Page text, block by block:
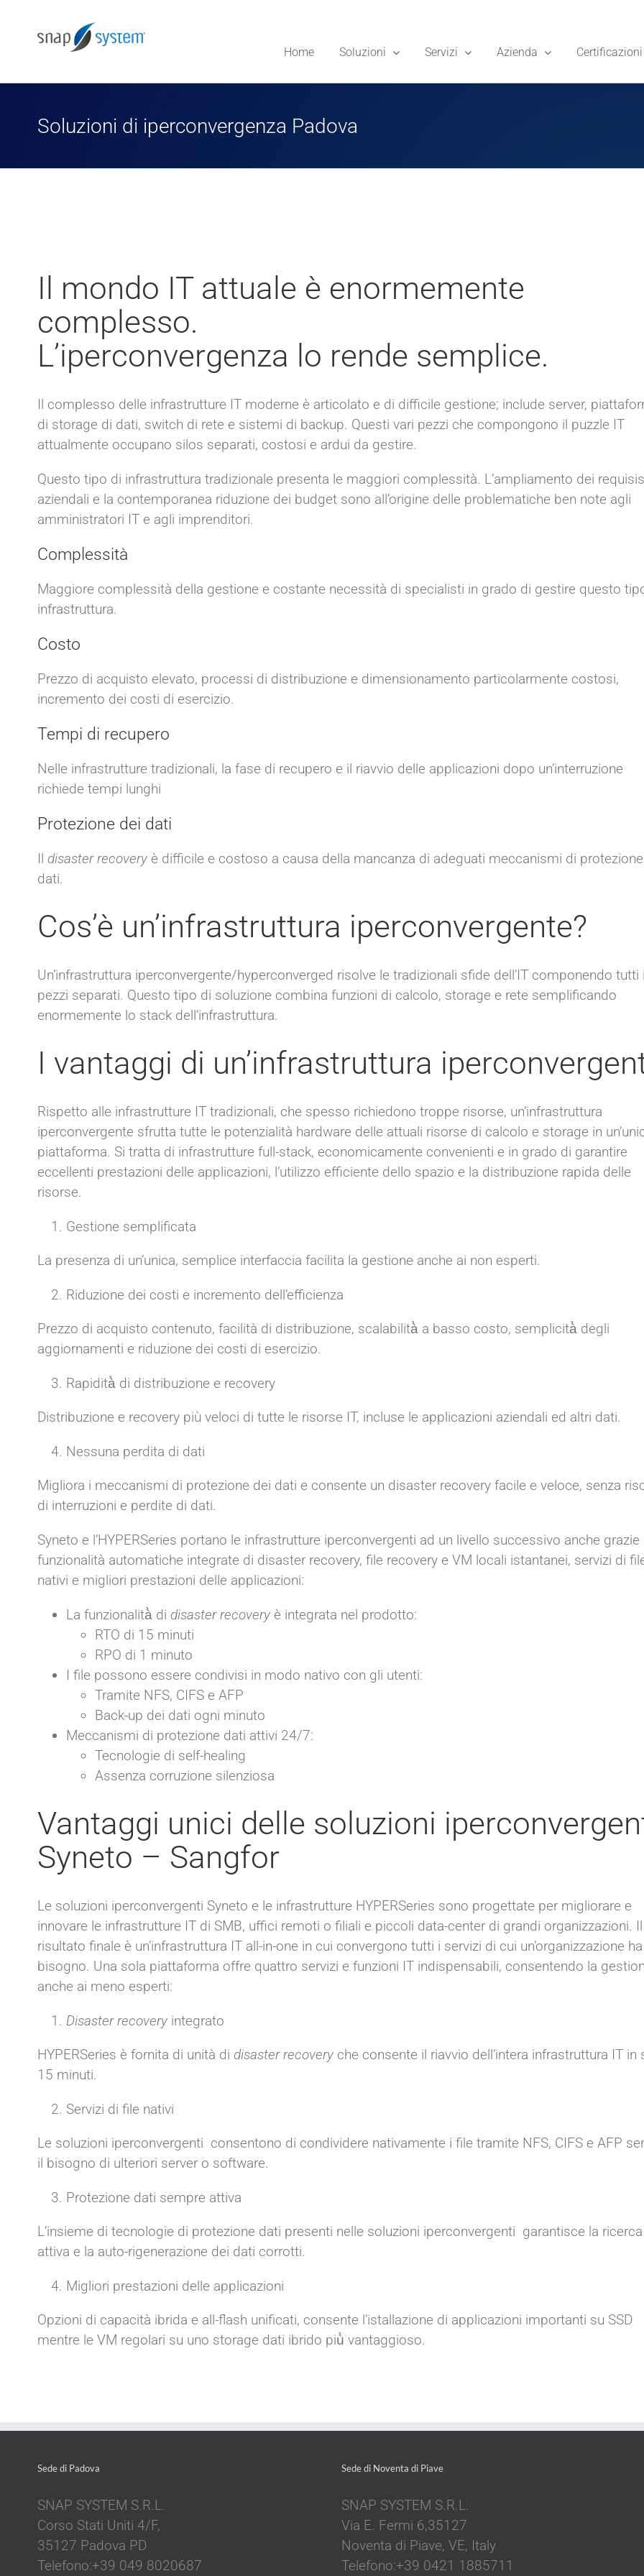
Home Soluzioni Servizi Azienda Certificazioni
Soluzioni di iperconvergenza Padova
Il mondo IT attuale è enormemente
complesso.
L’iperconvergenza lo rende semplice.
Il complesso delle infrastrutture IT moderne è articolato e di difficile gestione; include server,
di storage di dati, switch di rete e sistemi di backup. Questi vari pezzi che compongono il puzzle IT
attualmente occupano silos separati, costosi e ardui da gestire.
Questo tipo di infrastruttura tradizionale presenta le maggiori complessità. L’ampliamento dei
aziendali e la contemporanea riduzione dei budget sono all’origine delle problematiche ben note agli
amministratori IT e agli imprenditori.
Complessità
Maggiore complessità della gestione e costante necessità di specialisti in grado di gestire questo
infrastruttura.
Costo
Prezzo di acquisto elevato, processi di distribuzione e dimensionamento particolarmente costosi,
incremento dei costi di esercizio.
Tempi di recupero
Nelle infrastrutture tradizionali, la fase di recupero e il riavvio delle applicazioni dopo un’interruzione
richiede tempi lunghi
Protezione dei dati
Il disaster recoveryè difficile e costoso a causa della mancanza di adeguati meccanismi di
dati.
Cos’è un’infrastruttura iperconvergente?
Un’infrastruttura iperconvergente/hyperconverged risolve le tradizionali sfide dell’IT componendo tutti
pezzi separati. Questo tipo di soluzione combina funzioni di calcolo, storage e rete semplificando
enormemente lo stack dell’infrastruttura.
I vantaggi di un’infrastruttura
Rispetto alle infrastrutture IT tradizionali, che spesso richiedono troppe risorse, un’infrastruttura
iperconvergente sfrutta tutte le potenzialità hardware delle attuali risorse di calcolo e storage in
piattaforma. Si tratta di infrastrutture full-stack, economicamente convenienti e in grado di garantire
eccellenti prestazioni delle applicazioni, l’utilizzo efficiente dello spazio e la distribuzione rapida delle
risorse.
Gestione semplificata
La presenza di un’unica, semplice interfaccia facilita la gestione anche ai non esperti.
Riduzione dei costi e incremento dell’efficienza
Prezzo di acquisto contenuto, facilità di distribuzione, scalabilità̀ a basso costo, semplicità̀ degli
aggiornamenti e riduzione dei costi di esercizio.
Rapidità̀ di distribuzione e recovery
Distribuzione e recovery più veloci di tutte le risorse IT, incluse le applicazioni aziendali ed altri dati.
Nessuna perdita di dati
Migliora i meccanismi di protezione dei dati e consente un disaster recovery facile e veloce, senza
di interruzioni e perdite di dati.
Syneto e l’HYPERSeries portano le infrastrutture iperconvergenti ad un livello successivo anche grazie
funzionalità automatiche integrate di disaster recovery, file recovery e VM locali istantanei, servizi di
nativi e migliori prestazioni delle applicazioni:
La funzionalità̀ di disaster recoveryè integrata nel prodotto:
RTO di 15 minuti
RPO di 1 minuto
I file possono essere condivisi in modo nativo con gli utenti:
Tramite NFS, CIFS e AFP
Back-up dei dati ogni minuto
Meccanismi di protezione dati attivi 24/7:
Tecnologie di self-healing
Assenza corruzione silenziosa
Vantaggi unici delle soluzioni
Syneto – Sangfor
Le soluzioni iperconvergenti Syneto e le infrastrutture HYPERSeries sono progettate per migliorare e
innovare le infrastrutture IT di SMB, uffici remoti o filiali e piccoli data-center di grandi organizzazioni. Il
risultato finale è un’infrastruttura IT all-in-one in cui convergono tutti i servizi di cui un’organizzazione ha
bisogno. Una sola piattaforma offre quattro servizi e funzioni IT indispensabili, consentendo la
anche ai meno esperti:
Disaster recoveryintegrato
HYPERSeries è fornita di unità di disaster recoveryche consente il riavvio dell’intera infrastruttura IT in
15 minuti.
Servizi di file nativi
Le soluzioni iperconvergenti consentono di condividere nativamente i file tramite NFS, CIFS e AFP
il bisogno di ulteriori server o software.
Protezione dati sempre attiva
L’insieme di tecnologie di protezione dati presenti nelle soluzioni iperconvergenti garantisce la ricerca
attiva e la auto-rigenerazione dei dati corrotti.
Migliori prestazioni delle applicazioni
Opzioni di capacità ibrida e all-flash unificati, consente l’istallazione di applicazioni importanti su SSD
mentre le VM regolari su uno storage dati ibrido più̀ vantaggioso.
Sede di Padova
SNAP SYSTEM S.R.L.
Corso Stati Uniti 4/F,
35127 Padova PD
Telefono:+39 049 8020687
Sede di Noventa di Piave
SNAP SYSTEM S.R.L.
Via E. Fermi 6,35127
Noventa di Piave, VE, Italy
Telefono:+39 0421 1885711